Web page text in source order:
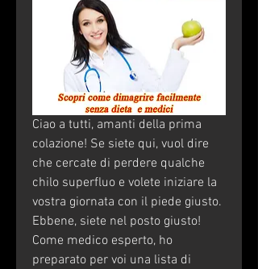
Ciao a tutti, amanti della prima
colazione! Se siete qui, vuol dire
che cercate di perdere qualche
chilo superfluo e volete iniziare la
vostra giornata con il piede giusto.
Ebbene, siete nel posto giusto!
Come medico esperto, ho
preparato per voi una lista di